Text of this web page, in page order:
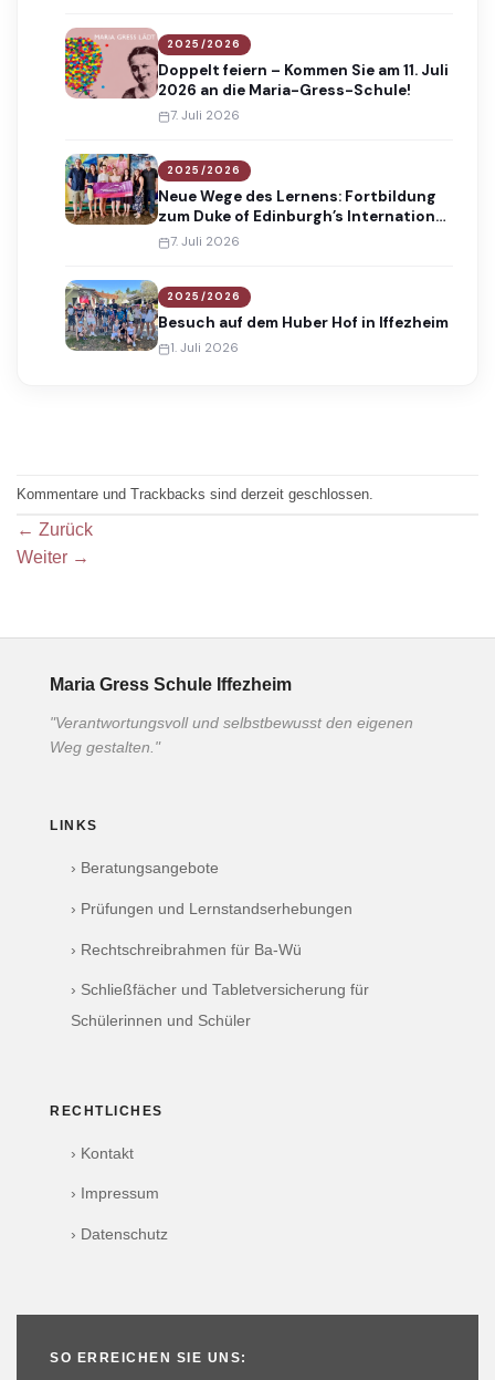
2025/2026
Doppelt feiern – Kommen Sie am 11. Juli
2026 an die Maria-Gress-Schule!
7. Juli 2026
2025/2026
Neue Wege des Lernens: Fortbildung
zum Duke of Edinburgh’s International
Award
7. Juli 2026
2025/2026
Besuch auf dem Huber Hof in Iffezheim
1. Juli 2026
Kommentare und Trackbacks sind derzeit geschlossen.
← Zurück
Weiter →
Maria Gress Schule Iffezheim
"Verantwortungsvoll und selbstbewusst den eigenen
Weg gestalten."
LINKS
› Beratungsangebote
› Prüfungen und Lernstandserhebungen
› Rechtschreibrahmen für Ba-Wü
› Schließfächer und Tabletversicherung für
Schülerinnen und Schüler
RECHTLICHES
› Kontakt
› Impressum
› Datenschutz
SO ERREICHEN SIE UNS: